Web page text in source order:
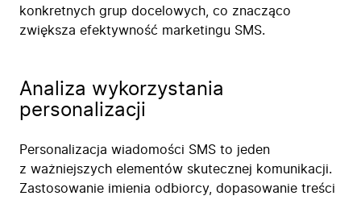
konkretnych grup docelowych, co znacząco
zwiększa efektywność marketingu SMS.
Analiza wykorzystania
personalizacji
Personalizacja wiadomości SMS to jeden
z ważniejszych elementów skutecznej komunikacji.
Zastosowanie imienia odbiorcy, dopasowanie treści